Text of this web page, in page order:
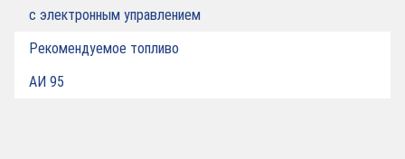
с электронным управлением
Рекомендуемое топливо
АИ 95